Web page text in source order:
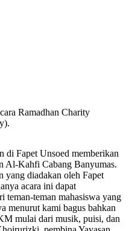
Ramadhan Charity
di Fapet Unsoed memberikan
Al-Kahfi Cabang Banyumas.
yang diadakan oleh Fapet
acara ini dapat
teman-teman mahasiswa yang
menurut kami bagus bahkan
mulai dari musik, puisi, dan